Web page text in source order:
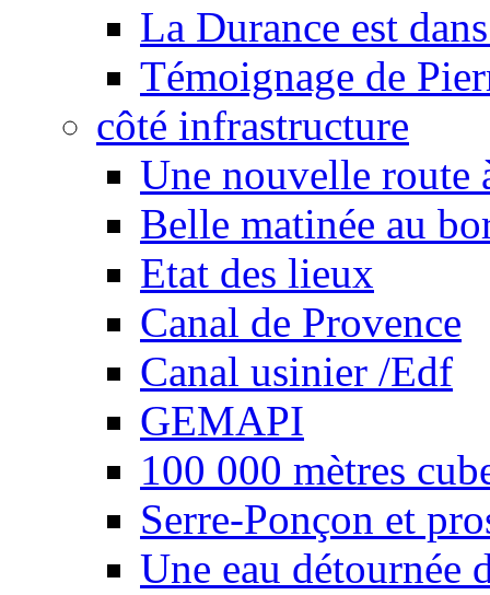
La Durance est
Témoignage de
côté infrastructure
Une nouvelle route
Belle matinée au
Etat des lieux
Canal de Provence
Canal usinier /Edf
GEMAPI
100 000 mètres
Serre-Ponçon et
Une eau détournée